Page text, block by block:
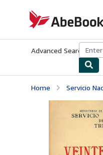
AbeBooks.com
Advanced Search
Home Servicio